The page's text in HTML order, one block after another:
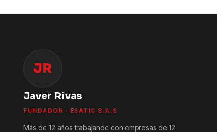
JR
Javer Rivas
FUNDADOR · ESATIC S.A.S
Más de 12 años trabajando con empresas de 12